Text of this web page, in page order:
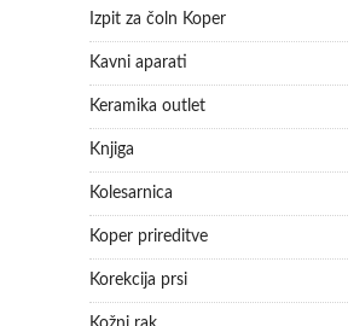
Izpit za čoln Koper
Kavni aparati
Keramika outlet
Knjiga
Kolesarnica
Koper prireditve
Korekcija prsi